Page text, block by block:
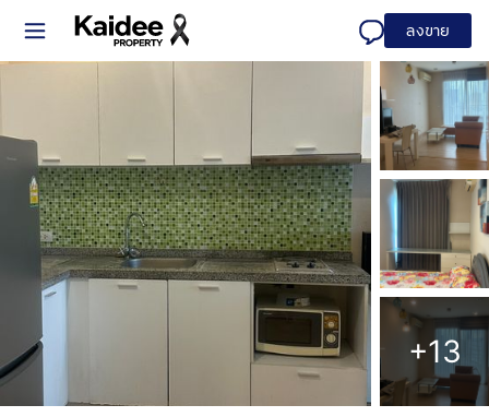
ลงขาย
+13